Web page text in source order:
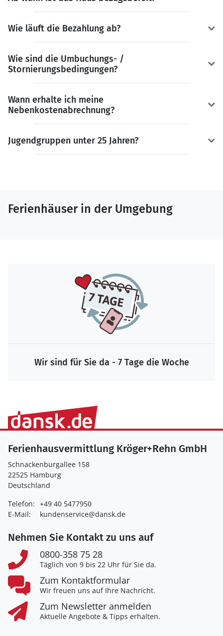
Wie läuft die Bezahlung ab?
Wie sind die Umbuchungs- /
Stornierungsbedingungen?
Wann erhalte ich meine
Nebenkostenabrechnung?
Jugendgruppen unter 25 Jahren?
Ferienhäuser in der Umgebung
Wir sind für Sie da - 7 Tage die Woche
Ferienhausvermittlung Kröger+Rehn GmbH
Schnackenburgallee 158
22525 Hamburg
Deutschland
Telefon: +49 40 5477950
E-Mail:
kundenservice@dansk.de
Nehmen Sie Kontakt zu uns auf
0800-358 75 28
Täglich von 9 bis 22 Uhr für Sie da.
Zum Kontaktformular
Wir freuen uns auf Ihre Nachricht.
Zum Newsletter anmelden
Aktuelle Angebote & Tipps erhalten.